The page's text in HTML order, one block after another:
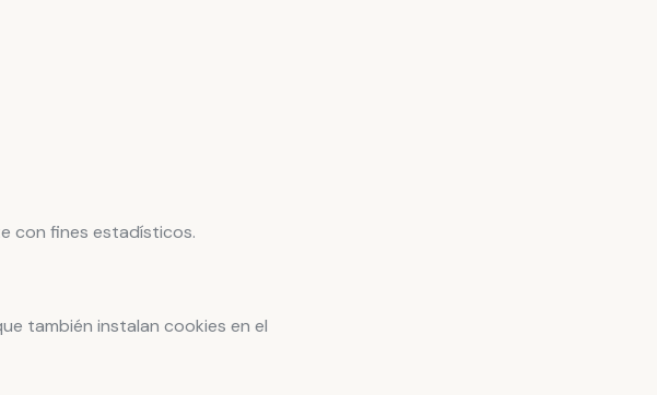
con fines estadísticos.
también instalan cookies en el